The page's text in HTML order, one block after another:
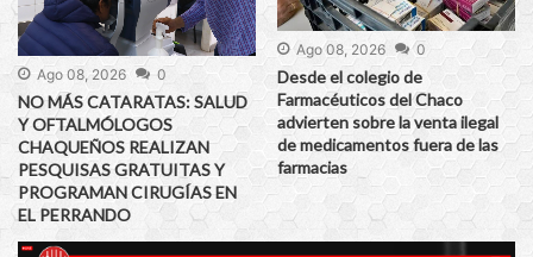
Ago 08, 2026 0
NO MÁS CATARATAS: SALUD
Y OFTALMÓLOGOS
CHAQUEÑOS REALIZAN
PESQUISAS GRATUITAS Y
PROGRAMAN CIRUGÍAS EN
EL PERRANDO
Ago 08, 2026 0
Desde el colegio de
Farmacéuticos del Chaco
advierten sobre la venta ilegal
de medicamentos fuera de las
farmacias